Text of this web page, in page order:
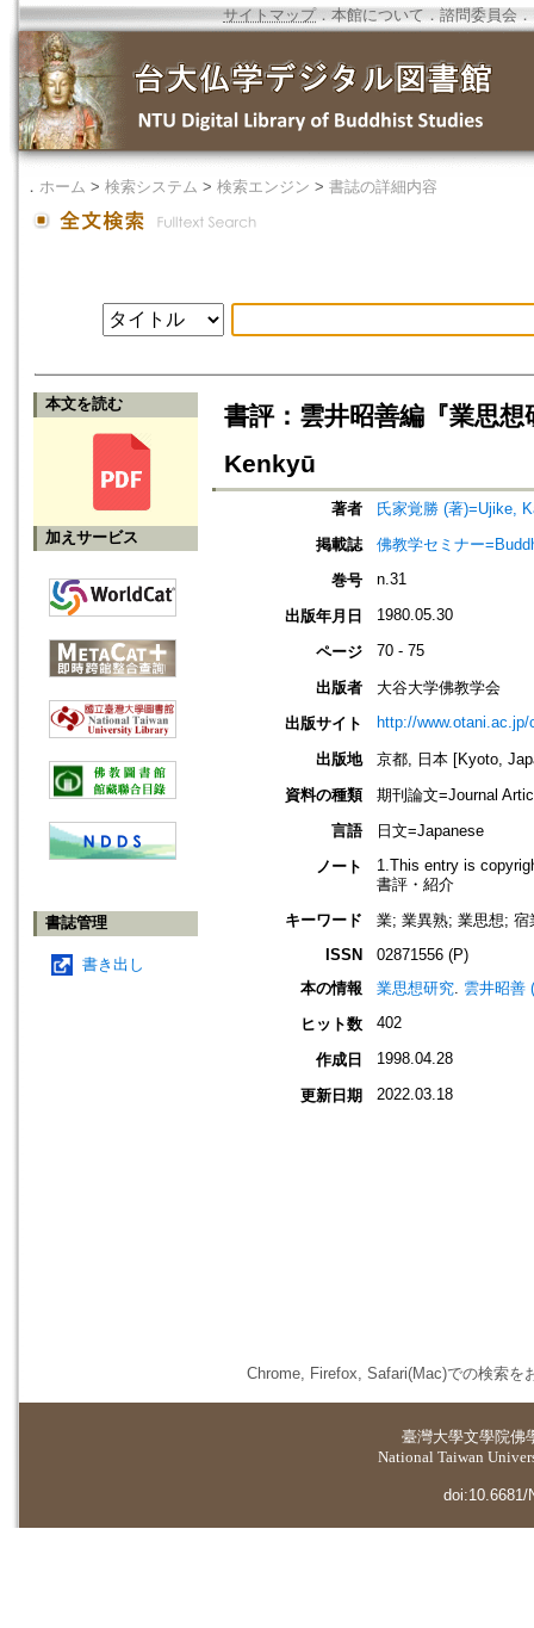
サイトマップ．本館について ． 諮問委員会 ．
． ホーム > 検索システム > 検索エンジン > 書誌の詳細内容
本文を読む
加えサービス
書誌管理
書き出し
書評：雲井昭善編『業思
Kenkyū
著者
氏家覚勝 (著)=Ujike,
掲載誌
佛教学セミナー
巻号
n.31
出版年月日 1980.05.30
ページ 70 - 75
出版者
大谷大学佛教学会
出版サイト
http://
出版地
京都, 日本 [Kyoto,
資料の種類
期刊論文=Journal
言語
日文=Japanese
ノート
1.This entry is
書評・紹介
キーワード
業; 業異熟; 業思想; 宿
ISSN
02871556 (P)
本の情報
業思想研究. 雲井昭善
ヒット数
402
作成日 1998.04.28
更新日期 2022.03.18
Chrome, Firefox, Safari(Mac)での検索を
臺灣大學文學院佛
National Taiwan
doi:10.6681/